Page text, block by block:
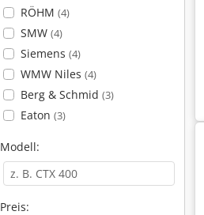
RÖHM (4)
SMW (4)
Siemens (4)
WMW Niles (4)
Berg & Schmid (3)
Eaton (3)
Modell:
Preis: